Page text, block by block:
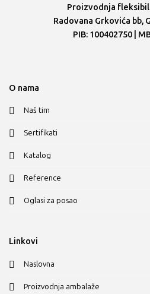
Proizvodnja
Radovana Grkovića bb,
PIB: 100402750 |
O nama
Naš tim
Sertifikati
Katalog
Reference
Oglasi za posao
Linkovi
Naslovna
Proizvodnja ambalaže